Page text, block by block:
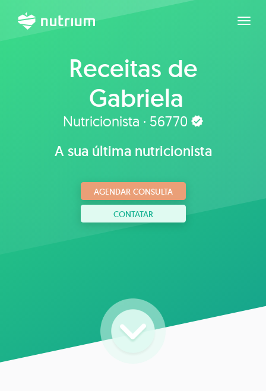
Receitas de
Gabriela
Albuquerque
Nutricionista · 56770
A sua última nutricionista
AGENDAR CONSULTA
CONTATAR